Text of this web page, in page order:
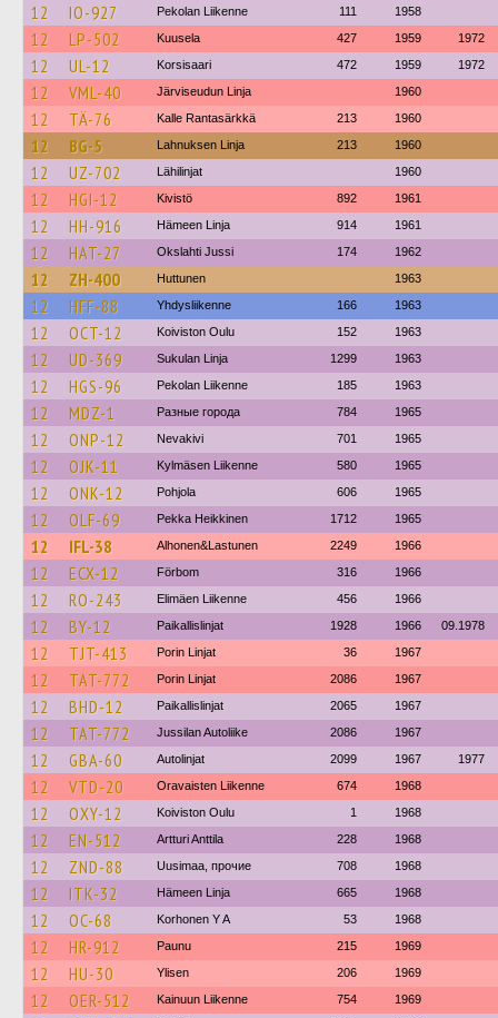
12 IO-927 Pekolan Liikenne 111 1958
12 LP-502 Kuusela 427 1959 1972
12 UL-12 Korsisaari 472 1959 1972
12 VML-40 Järviseudun Linja 1960
12 TÄ-76 Kalle Rantasärkkä 213 1960
12 BG-5 Lahnuksen Linja 213 1960
12 UZ-702 Lähilinjat 1960
12 HGI-12 Kivistö 892 1961
12 HH-916 Hämeen Linja 914 1961
12 HAT-27 Okslahti Jussi 174 1962
12 ZH-400 Huttunen 1963
12 HFF-88 Yhdysliikenne 166 1963
12 OCT-12 Koiviston Oulu 152 1963
12 UD-369 Sukulan Linja 1299 1963
12 HGS-96 Pekolan Liikenne 185 1963
12 MDZ-1 Разные города 784 1965
12 ONP-12 Nevakivi 701 1965
12 OJK-11 Kylmäsen Liikenne 580 1965
12 ONK-12 Pohjola 606 1965
12 OLF-69 Pekka Heikkinen 1712 1965
12 IFL-38 Alhonen&Lastunen 2249 1966
12 ECX-12 Förbom 316 1966
12 RO-243 Elimäen Liikenne 456 1966
12 BY-12 Paikallislinjat 1928 1966 09.1978
12 TJT-413 Porin Linjat 36 1967
12 TAT-772 Porin Linjat 2086 1967
12 BHD-12 Paikallislinjat 2065 1967
12 TAT-772 Jussilan Autoliike 2086 1967
12 GBA-60 Autolinjat 2099 1967 1977
12 VTD-20 Oravaisten Liikenne 674 1968
12 OXY-12 Koiviston Oulu 1 1968
12 EN-512 Artturi Anttila 228 1968
12 ZND-88 Uusimaa, прочие 708 1968
12 ITK-32 Hämeen Linja 665 1968
12 OC-68 Korhonen Y A 53 1968
12 HR-912 Paunu 215 1969
12 HU-30 Ylisen 206 1969
12 OER-512 Kainuun Liikenne 754 1969